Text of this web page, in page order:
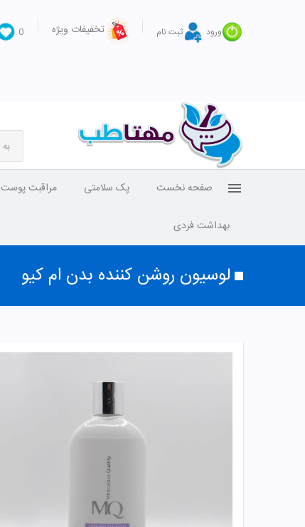
ورود ثبت نام تخفیفات ویژه 0
صفحه نخست پک سلامتی مراقبت پوست
بهداشت فردی
لوسیون روشن کننده بدن ام کیو